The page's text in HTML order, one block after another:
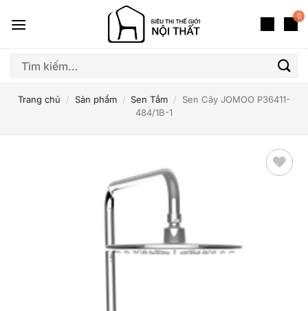
qua
dung
0
Tìm
Trang chủ / Sản phẩm / Sen Tắm /
Sen Cây JOMOO P36411-
484/1B-1